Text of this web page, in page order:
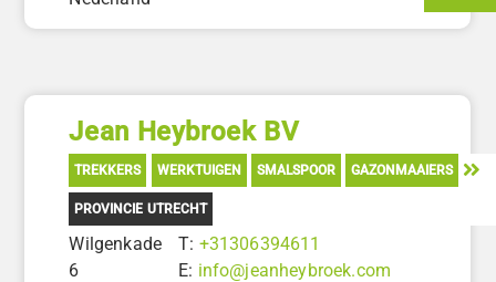
Jean Heybroek BV
TREKKERS WERKTUIGEN SMALSPOOR GAZONMAAIERS
PROVINCIE UTRECHT
Wilgenkade
6
T: +31306394611
E: info@jeanheybroek.com